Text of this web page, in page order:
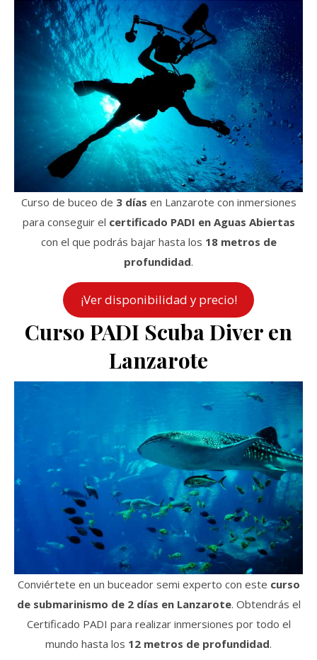
Curso de buceo de 3 días en Lanzarote con inmersiones
para conseguir el certificado PADI en Aguas Abiertas
con el que podrás bajar hasta los 18 metros de
profundidad.
¡Ver disponibilidad y precio!
Curso PADI Scuba Diver en
Lanzarote
Conviértete en un buceador semi experto con este curso
de submarinismo de 2 días en Lanzarote. Obtendrás el
Certificado PADI para realizar inmersiones por todo el
mundo hasta los 12 metros de profundidad.